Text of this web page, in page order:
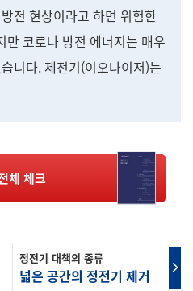
전 현상이라고 하면 위험한
만 코로나 방전 에너지는 매우
니다. 제전기(이오나이저)는
체 체크
정전기 대책의 종류
넓은 공간의 정전기 제거